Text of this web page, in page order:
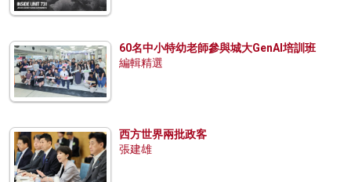
60名中小特幼老師參與城大GenAI培訓班
編輯精選
西方世界兩批政客
張建雄